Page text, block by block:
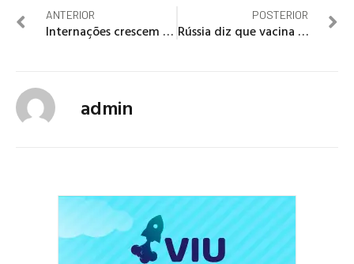
ANTERIOR
Internações crescem 17% no estado de SP, na 2ª semana seguida de alta
POSTERIOR
Rússia diz que vacina teve eficácia 'acima de 95%' após segunda dose
admin